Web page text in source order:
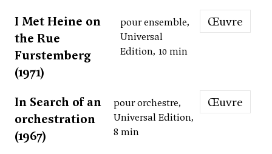
I Met Heine on
the Rue
Furstemberg
(1971)
pour ensemble,
Universal
Edition, 10 min
Œuvre
In Search of an
orchestration
(1967)
pour orchestre,
Universal Edition,
8 min
Œuvre